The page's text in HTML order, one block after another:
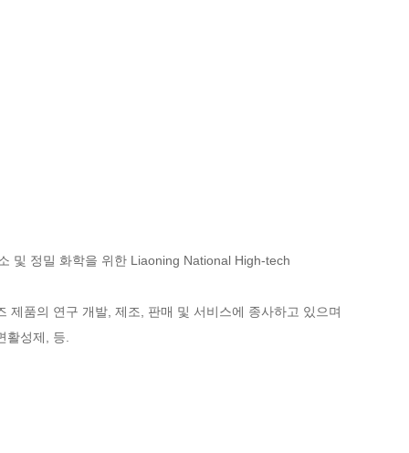
및 정밀 화학을 위한 Liaoning National High-tech
제품의 연구 개발, 제조, 판매 및 서비스에 종사하고 있으며
성제, 등.